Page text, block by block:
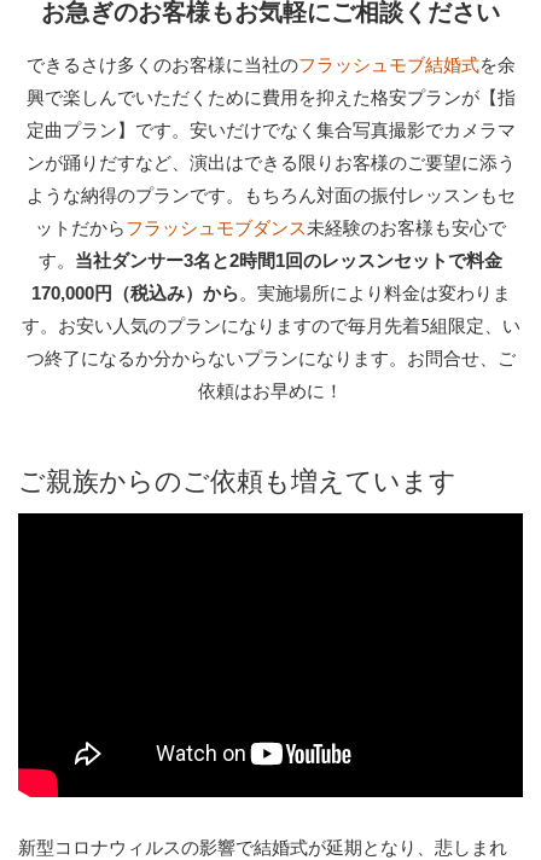
お急ぎのお客様もお気軽にご相談ください
できるさけ多くのお客様に当社のフラッシュモブ結婚式を余
興で楽しんでいただくために費用を抑えた格安プランが【指
定曲プラン】です。安いだけでなく集合写真撮影でカメラマ
ンが踊りだすなど、演出はできる限りお客様のご要望に添う
ような納得のプランです。もちろん対面の振付レッスンもセ
ットだからフラッシュモブダンス未経験のお客様も安心で
す。
当社ダンサー3名と2時間1回のレッスンセットで料金
170,000円（税込み）から。実施場所により料金は変わりま
す。お安い人気のプランになりますので毎月先着5組限定、い
つ終了になるか分からないプランになります。お問合せ、ご
依頼はお早めに！
ご親族からのご依頼も増えています
新型コロナウィルスの影響で結婚式が延期となり、悲しまれ